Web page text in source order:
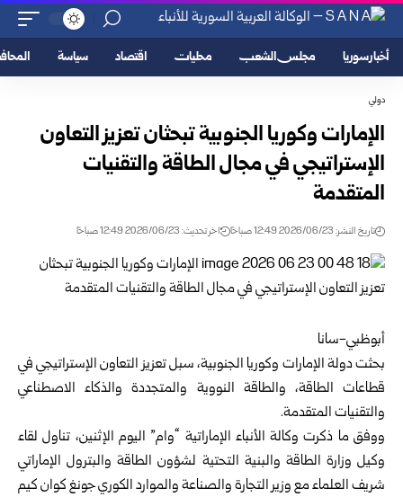
أخبار سوريا مجلس الشعب محليات اقتصاد سياسة
دولي
الإمارات وكوريا الجنوبية تبحثان تعزيز التعاون
الإستراتيجي في مجال الطاقة والتقنيات
‏المتقدمة
تاريخ النشر: 2026/06/23 12:49 صباحًا اخر تحديث: 2026/06/23 12:49 صباحًا
أبوظبي-سانا‏
بحثت دولة الإمارات وكوريا الجنوبية، سبل تعزيز التعاون الإستراتيجي في
قطاعات ‏الطاقة، والطاقة النووية والمتجددة والذكاء الاصطناعي
والتقنيات المتقدمة.‏
ووفق ما ذكرت وكالة الأنباء الإماراتية “وام” اليوم الإثنين، تناول لقاء
وكيل وزارة ‏الطاقة والبنية التحتية لشؤون الطاقة والبترول الإماراتي
شريف العلماء مع وزير التجارة ‏والصناعة والموارد الكوري جونغ كوان كيم